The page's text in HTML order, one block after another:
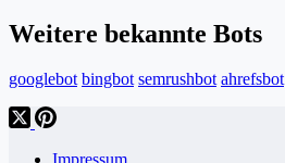
Weitere bekannte Bots
googlebot bingbot semrushbot ahrefsbot